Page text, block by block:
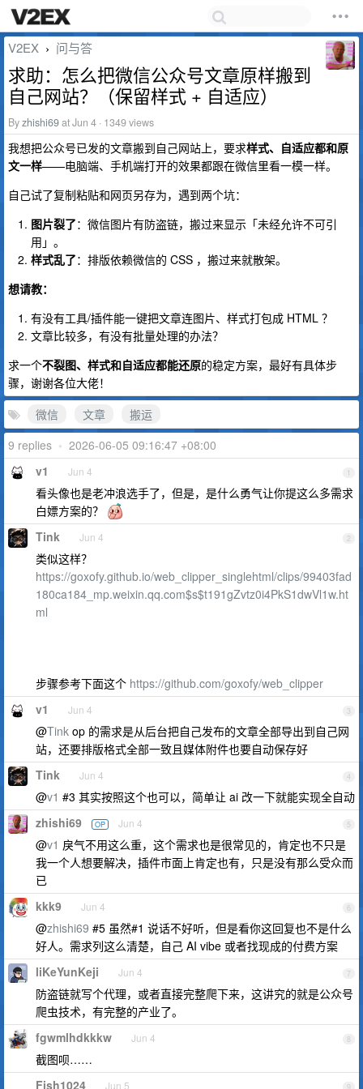
V2EX › 问与答
求助：怎么把微信公众号文章原样搬到
自己网站？（保留样式 + 自适应）
Byzhishi69at Jun 4 · 1349 views
我想把公众号已发的文章搬到自己网站上，要求样式、自适应都和原
文一样——电脑端、手机端打开的效果都跟在微信里看一模一样。
自己试了复制粘贴和网页另存为，遇到两个坑：
图片裂了：微信图片有防盗链，搬过来显示「未经允许不可引
用」。
样式乱了：排版依赖微信的 CSS ，搬过来就散架。
想请教：
有没有工具/插件能一键把文章连图片、样式打包成 HTML ？
文章比较多，有没有批量处理的办法？
求一个不裂图、样式和自适应都能还原的稳定方案，最好有具体步
骤，谢谢各位大佬！
微信
文章
搬运
9 replies • 2026-06-05 09:16:47 +08:00
1
v1 Jun 4
看头像也是老冲浪选手了，但是，是什么勇气让你提这么多需求
白嫖方案的？
2
Tink Jun 4
类似这样？
https://goxofy.github.io/web_clipper_singlehtml/clips/99403fad
180ca184_mp.weixin.qq.com$s$t191gZvtz0i4PkS1dwVl1w.ht
ml
步骤参考下面这个 https://github.com/goxofy/web_clipper
3
v1 Jun 4
@Tink op 的需求是从后台把自己发布的文章全部导出到自己网
站，还要排版格式全部一致且媒体附件也要自动保存好
4
Tink Jun 4
@v1 #3 其实按照这个也可以，简单让 ai 改一下就能实现全自动
5
zhishi69 OP Jun 4
@v1 戾气不用这么重，这个需求也是很常见的，肯定也不只是
我一个人想要解决，插件市面上肯定也有，只是没有那么受众而
已
6
kkk9 Jun 4
@zhishi69 #5 虽然#1 说话不好听，但是看你这回复也不是什么
好人。需求列这么清楚，自己 AI vibe 或者找现成的付费方案
7
liKeYunKeji Jun 4
防盗链就写个代理，或者直接完整爬下来，这讲究的就是公众号
爬虫技术，有完整的产业了。
8
fgwmlhdkkkw Jun 4
截图呗……
Fish1024 Jun 5